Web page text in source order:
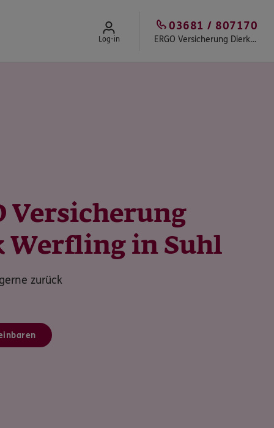
Log-in ERGO Versicherung Dierk Werfling
03681 / 807170
Versicherung
Werfling in Suhl
zurück